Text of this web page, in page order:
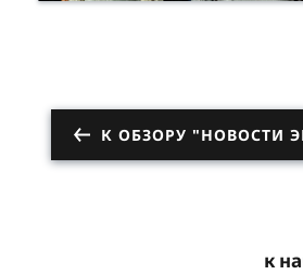
К ОБЗОРУ "НОВОСТИ
к